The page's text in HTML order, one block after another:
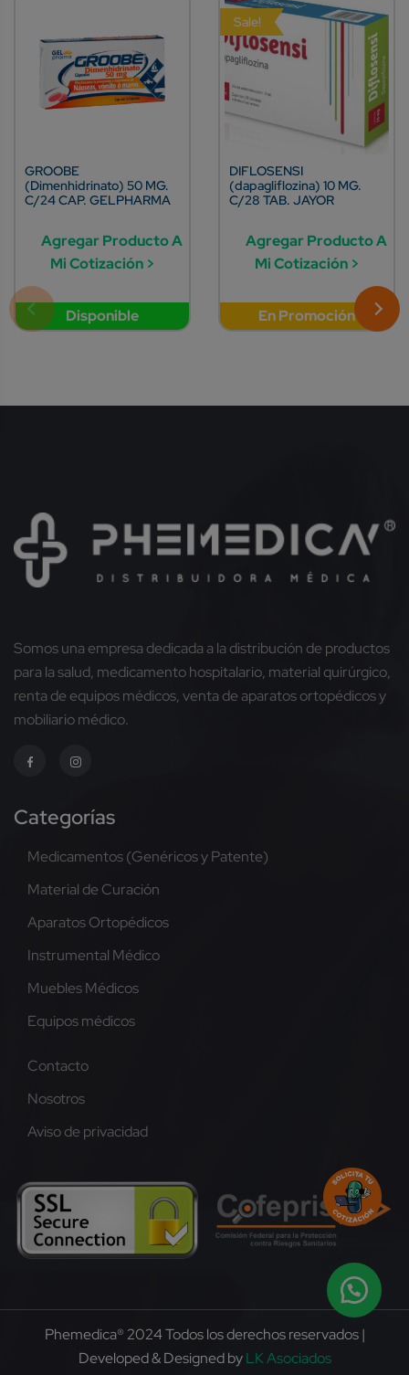
Disponible
GROOBE
(Dimenhidrinato) 50 MG.
C/24 CAP. GELPHARMA
Agregar Producto A
Mi Cotización >
En Promoción
Sale!
DIFLOSENSI
(dapagliflozina) 10 MG.
C/28 TAB. JAYOR
Agregar Producto A
Mi Cotización >
Somos una empresa dedicada a la distribución de productos
para la salud, medicamento hospitalario, material quirúrgico,
renta de equipos médicos, venta de aparatos ortopédicos y
mobiliario médico.
Categorías
Medicamentos (Genéricos y Patente)
Material de Curación
Aparatos Ortopédicos
Instrumental Médico
Muebles Médicos
Equipos médicos
Contacto
Nosotros
Aviso de privacidad
Phemedica® 2024 Todos los derechos reservados |
Developed & Designed byLK Asociados